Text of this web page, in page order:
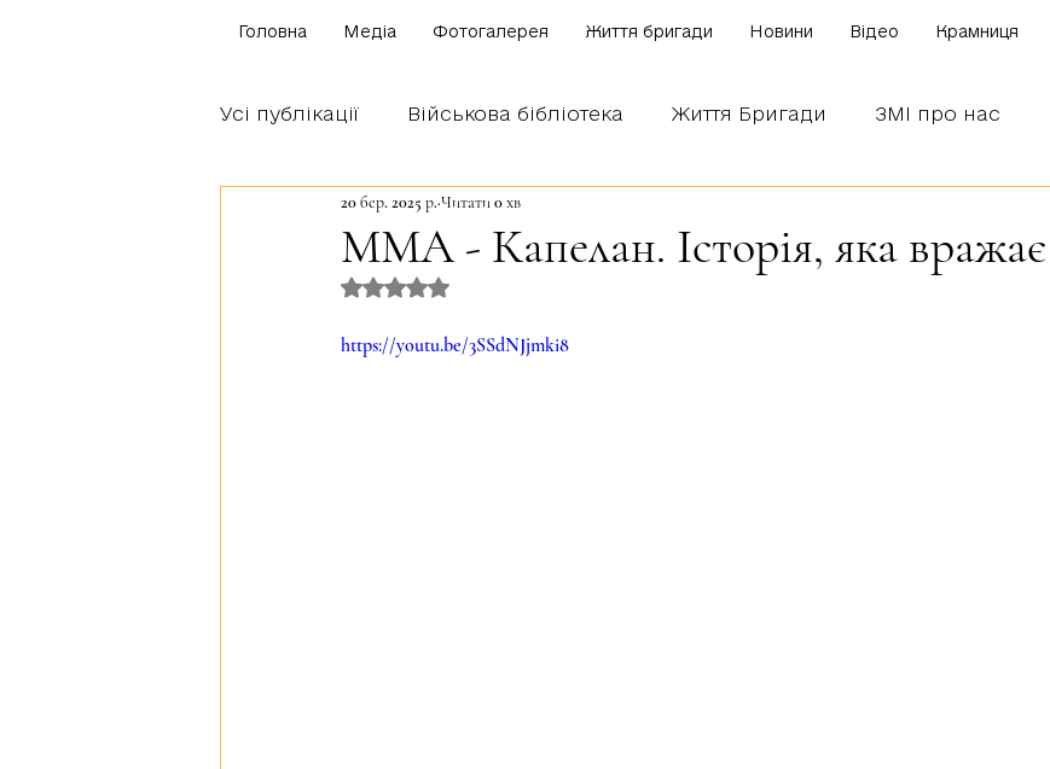
Головна Медіа Фотогалерея Життя бригади Новини Відео Крамниця
Усі публікації Військова бібліотека Життя Бригади ЗМІ про нас
Щоденник бійця Блог наших бійців
MMA - Капелан. Історія, яка вражає
20 бер. 2025 р. Читати 0 хв
Оцінка: NaN з 5 зірок.
https://youtu.be/3SSdNJjmki8